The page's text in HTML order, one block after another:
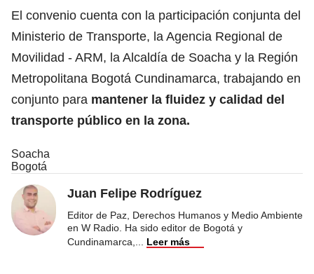
El convenio cuenta con la participación conjunta del
Ministerio de Transporte, la Agencia Regional de
Movilidad - ARM, la Alcaldía de Soacha y la Región
Metropolitana Bogotá Cundinamarca, trabajando en
conjunto para mantener la fluidez y calidad del
transporte público en la zona.
Soacha
Bogotá
Juan Felipe Rodríguez
Editor de Paz, Derechos Humanos y Medio Ambiente
en W Radio. Ha sido editor de Bogotá y
Cundinamarca,
Leer más